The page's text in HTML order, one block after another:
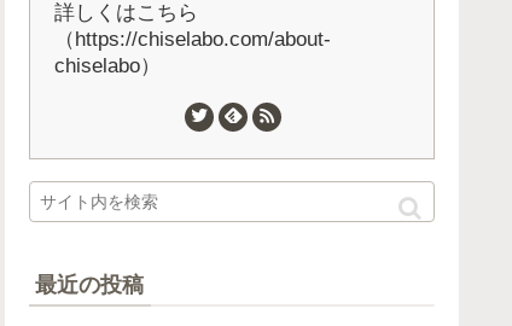
詳しくはこちら
（https://chiselabo.com/about-
chiselabo）
最近の投稿